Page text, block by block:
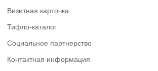
Визитная карточка
Тифло-каталог
Социальное партнерство
Контактная информация